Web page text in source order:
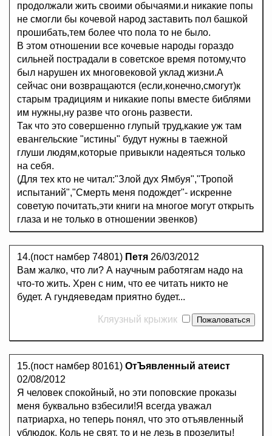
продолжали жить своими обычаями.и никакие попы
не смогли бы кочевой народ заставить пол башкой
прошибать,тем более что пола то не было.
В этом отношении все кочевые народы гораздо
сильней пострадали в советское время потому,что
был нарушен их многовековой уклад жизни.А
сейчас они возвращаются (если,конечно,смогут)к
старым традициям и никакие попы вместе библями
им нужны,ну разве что огонь развести.
Так что это совершенно глупый труд,какие уж там
евангельские "истины" будут нужны в таежной
глуши людям,которые привыкли надеяться только
на себя.
(Для тех кто не читал:"Злой дух Ямбуя","Тропой
испытаний","Смерть меня подождет"- искренне
советую почитать,эти книги на многое могут открыть
глаза и не только в отношении эвенков)
14.(пост намбер 74801) Петя 26/03/2012
Вам жалко, что ли? А научным работягам надо на
что-то жить. Хрен с ним, что ее читать никто не
будет. А гундяеведам приятно будет...
Кляузный крыжик
15.(пост намбер 80161) ОтЪявленный атеист
02/08/2012
Я человек спокойный, но эти поповские проказы
меня буквально взбесили!Я всегда уважал
патриарха, но теперь понял, что это отъявленный
ублюдок. Коль не свят, то и не лезь в прозелиты!